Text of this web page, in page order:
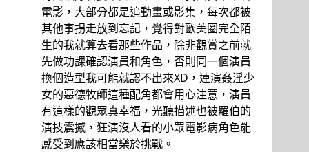
電影，大部分都是追動畫或影集，每次都被
其他事拐走放到忘記，覺得對歐美圈完全陌
生的我就算去看那些作品，除非觀賞之前就
先做功課確認演員和角色，否則同一個演員
換個造型我可能就認不出來XD，連演姦淫少
女的惡德牧師這種配角都會用心注意，演員
有這樣的觀眾真幸福，光聽描述也被羅伯的
演技震撼，狂演沒人看的小眾電影病角色能
感受到應該相當樂於挑戰。